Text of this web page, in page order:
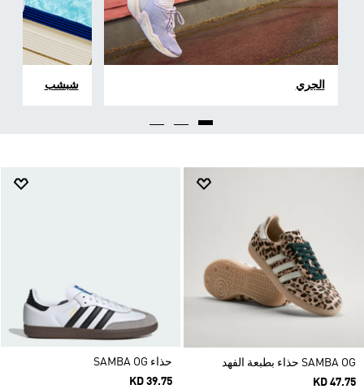
الجري شبشب
SAMBA OG حذاء بطبعة الفهد
KD 47.75
حذاء SAMBA OG
KD 39.75